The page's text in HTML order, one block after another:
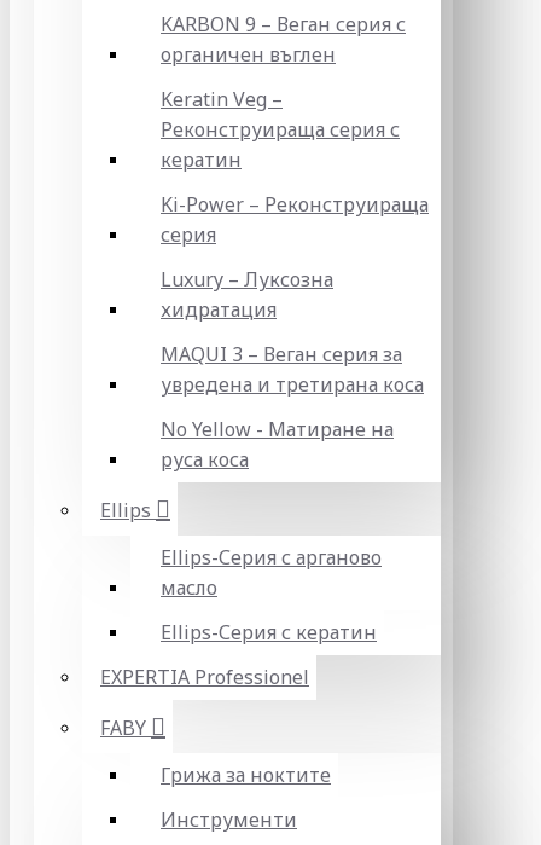
KARBON 9 – Веган серия с
органичен въглен
Keratin Veg –
Реконструираща серия с
кератин
Ki-Power – Реконструираща
серия
Luxury – Луксозна
хидратация
MAQUI 3 – Веган серия за
увредена и третирана коса
No Yellow - Матиране на
руса коса
Ellips
Ellips-Серия с арганово
масло
Ellips-Серия с кератин
EXPERTIA Professionel
FABY
Грижа за ноктите
Инструменти